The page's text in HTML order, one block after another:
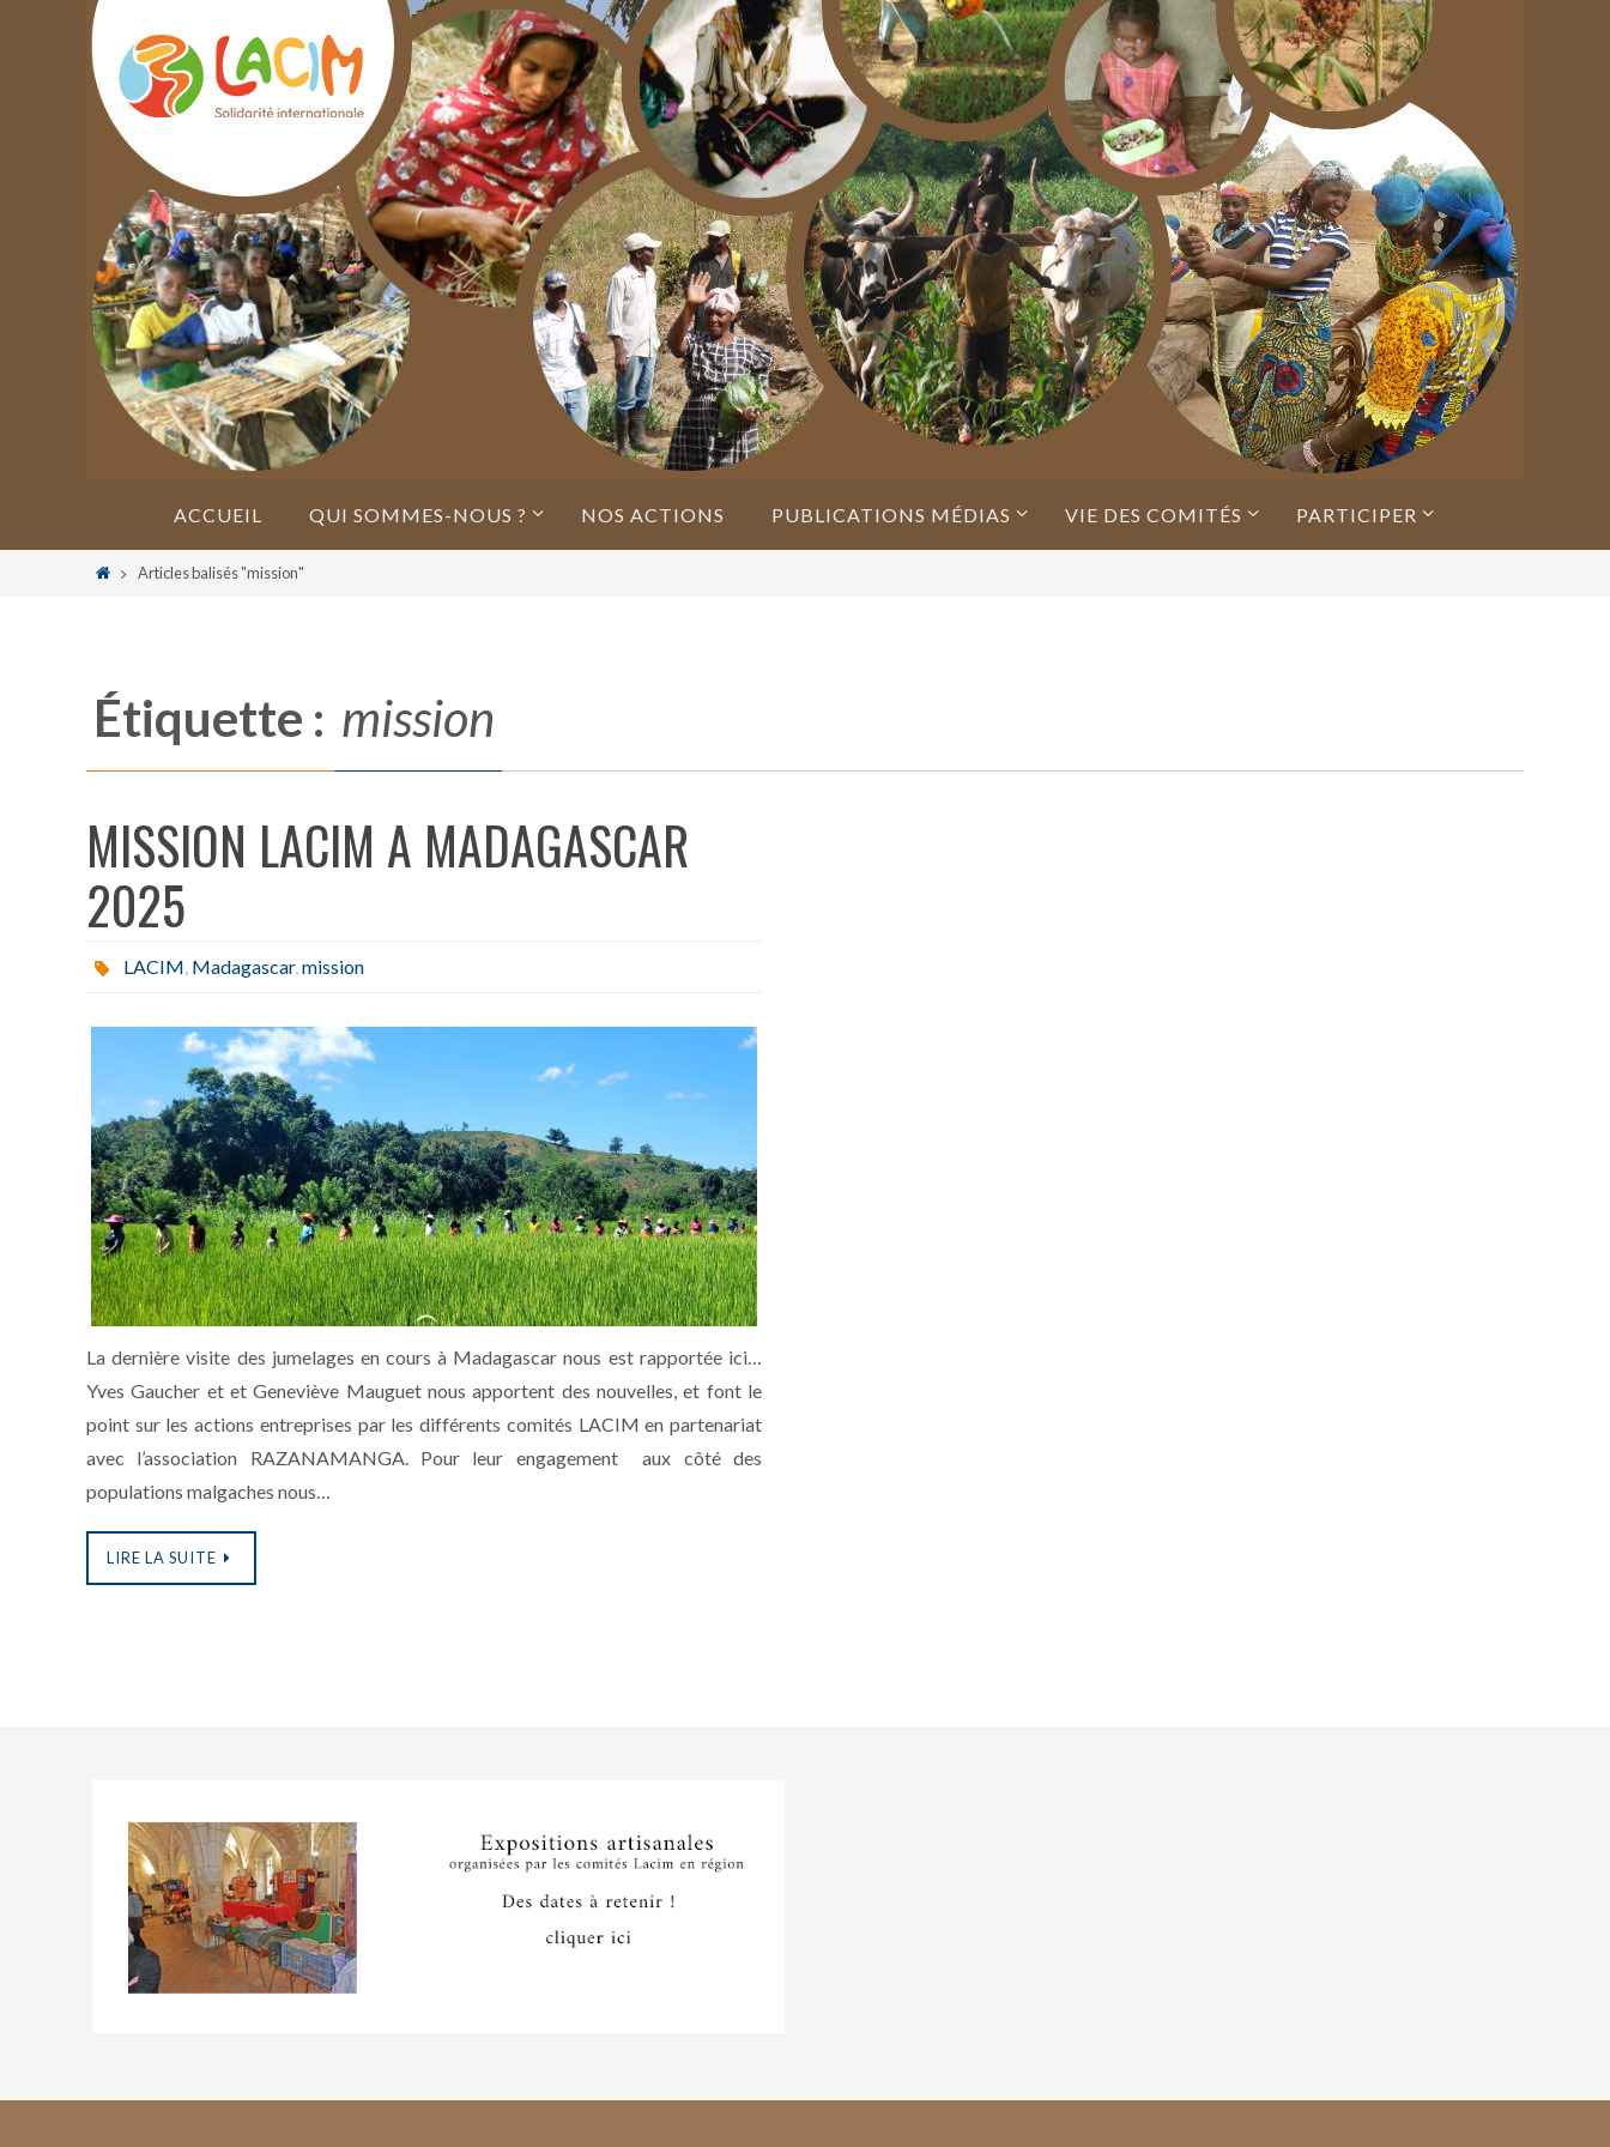
le
ACCUEIL QUI SOMMES-NOUS ? NOS ACTIONS PUBLICATIONS MÉDIAS VIE DES COMITÉS PARTICIPER
HomeArticles balisés "mission"
Étiquette : mission
MISSION LACIM A MADAGASCAR
2025
LACIM, Madagascar,mission
La dernière visite des jumelages en cours à Madagascar nous est rapportée ici…
Yves Gaucher et et Geneviève Mauguet nous apportent des nouvelles, et font le
point sur les actions entreprises par les différents comités LACIM en partenariat
avec l’association RAZANAMANGA. Pour leur engagement aux côté des
populations malgaches nous…
LIRE LA SUITE